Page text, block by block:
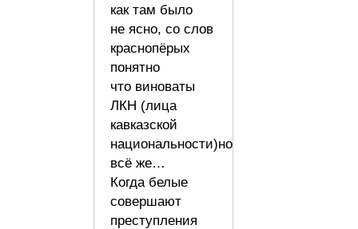
как там было
не ясно, со слов
краснопёрых
понятно
что виноваты
ЛКН (лица
кавказской
национальности)но
всё же…
Когда белые
совершают
преступления